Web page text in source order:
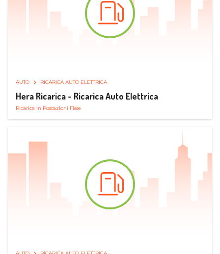
AUTO RICARICA AUTO ELETTRICA
Hera Ricarica - Ricarica Auto Elettrica
Ricarica in Postazioni Fisse